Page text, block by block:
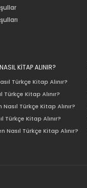
KİTAP ALINIR?
Türkçe Kitap Alınır?
Türkçe Kitap Alınır?
Türkçe Kitap Alınır?
Türkçe Kitap Alınır?
Nasıl Türkçe Kitap Alınır?